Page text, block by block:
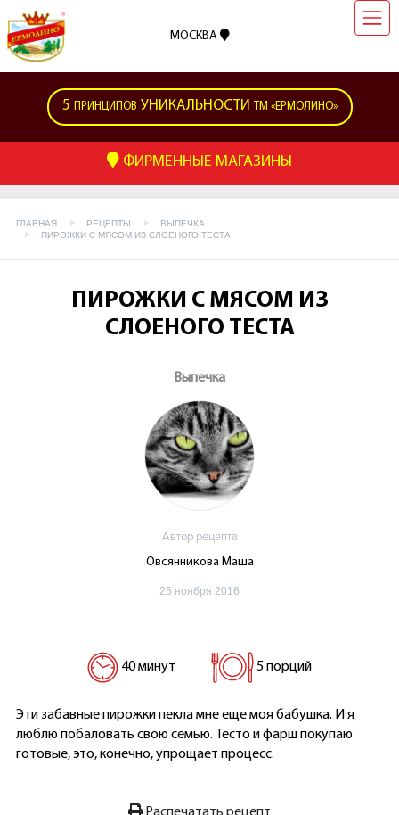
МОСКВА
5 ПРИНЦИПОВ УНИКАЛЬНОСТИ ТМ «ЕРМОЛИНО»
ФИРМЕННЫЕ МАГАЗИНЫ
ГЛАВНАЯ РЕЦЕПТЫ
ВЫПЕЧКА
ПИРОЖКИ С МЯСОМ ИЗ СЛОЕНОГО ТЕСТА
ПИРОЖКИ С МЯСОМ ИЗ
СЛОЕНОГО ТЕСТА
Выпечка
Автор рецепта
Овсянникова Маша
25 ноября 2016
40 минут 5 порций
Эти забавные пирожки пекла мне еще моя бабушка. И я
люблю побаловать свою семью. Тесто и фарш покупаю
готовые, это, конечно, упрощает процесс.